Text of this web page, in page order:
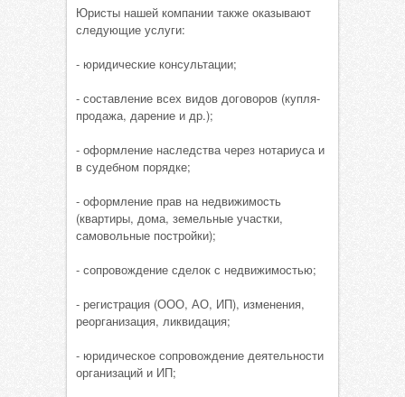
Юристы нашей компании также оказывают
следующие услуги:
- юридические консультации;
- составление всех видов договоров (купля-
продажа, дарение и др.);
- оформление наследства через нотариуса и
в судебном порядке;
- оформление прав на недвижимость
(квартиры, дома, земельные участки,
самовольные постройки);
- сопровождение сделок с недвижимостью;
- регистрация (ООО, АО, ИП), изменения,
реорганизация, ликвидация;
- юридическое сопровождение деятельности
организаций и ИП;